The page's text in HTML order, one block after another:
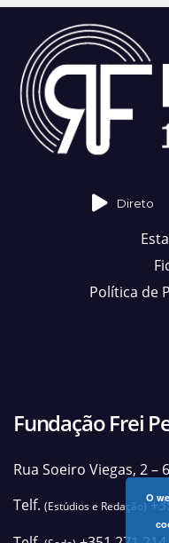
Direto
Política de
Fundação Frei
Rua Soeiro Viegas, 2 –
Telf. (Estúdios e Redação)
O